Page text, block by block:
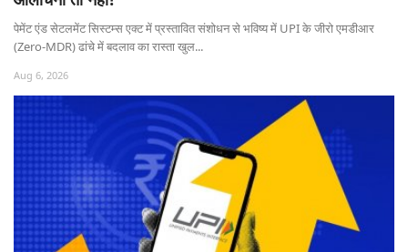
पेमेंट एंड सेटलमेंट सिस्टम्स एक्ट में प्रस्तावित संशोधन से भविष्य में UPI के जीरो एमडीआर
(Zero-MDR) ढांचे में बदलाव का रास्ता खुल...
Aug 6, 2026